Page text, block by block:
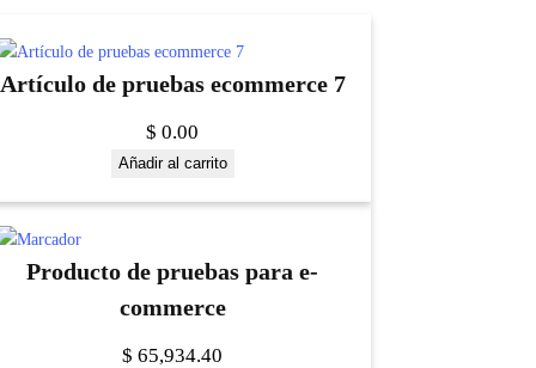
Artículo de pruebas ecommerce 7
$ 0.00
Añadir al carrito
Producto de pruebas para e-
commerce
$ 65,934.40